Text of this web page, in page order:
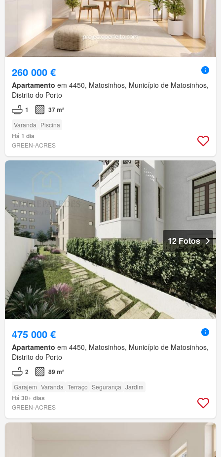
260 000 €
Apartamento em 4450, Matosinhos, Município de Matosinhos,
Distrito do Porto
1 37 m²
Varanda Piscina
Há 1 dia
GREEN-ACRES
12 Fotos
475 000 €
Apartamento em 4450, Matosinhos, Município de Matosinhos,
Distrito do Porto
2 89 m²
Garajem Varanda Terraço Segurança Jardim
Há 30+ dias
GREEN-ACRES